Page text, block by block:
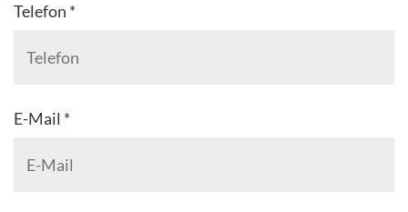
Telefon *
E-Mail *